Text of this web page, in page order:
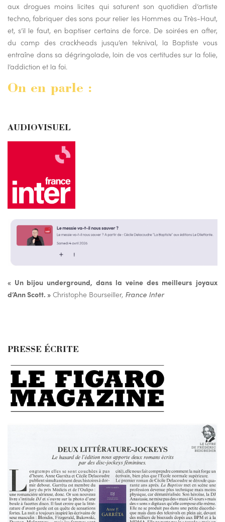
aux drogues moins licites qui saturent son quotidien d’artiste
techno, fabriquer des sons pour relier les Hommes au Très-Haut,
et, s’il le faut, en baptiser certains de force. De soirées en after,
du camp des crackheads jusqu’en teknival, la Baptiste vous
entraîne dans sa dégringolade, loin de vos certitudes sur la folie,
l’addiction et la foi.
On en parle :
AUDIOVISUEL
« Un bijou underground, dans la veine des meilleurs joyaux
d’Ann Scott. » Christophe Bourseiller, France Inter
PRESSE ÉCRITE